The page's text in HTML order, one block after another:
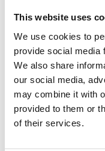
This website uses
We use cookies to
provide social media
We also share
our social media,
may combine it with
provided to them or
of their services.
Ambalare,livrare
Produs si impachetat
(ml/buc) conform
fisa tehnica. Produs
care se livreaza
cantitatea totala in
achizitiona, va